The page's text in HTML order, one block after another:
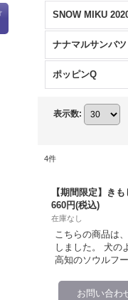
SNOW MIKU
ナナマルサンバツ
ポッピンQ
表示数:
4件
【期間限定】き
660円(税込)
在庫なし
こちらの商品は
しました。 犬の
高知のソウルフ